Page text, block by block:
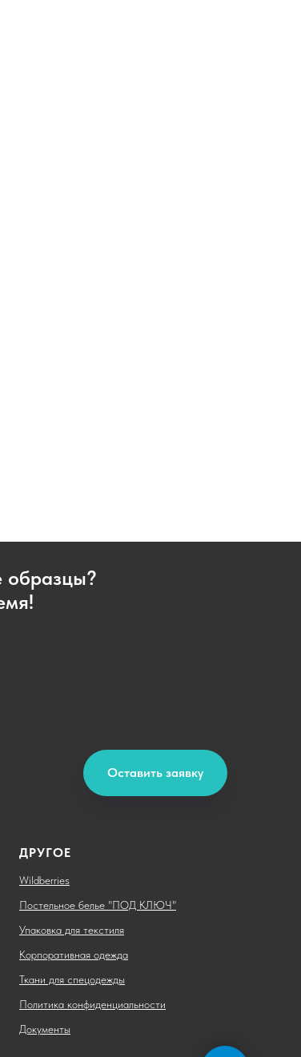
образцы?
Оставить заявку
ДРУГОЕ
Wildberries
Постельное белье "ПОД КЛЮЧ"
Упаковка для текстиля
Корпоративная одежда
Ткани для спецодежды
Политика конфиденциальности
Документы